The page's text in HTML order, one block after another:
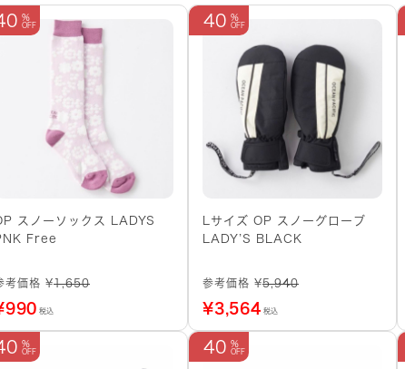
スノーソックス LADYS
Free
考価格 ¥1,650
990 税込
40
Lサイズ OP スノーグローブ
LADY’S BLACK
参考価格 ¥5,940
¥3,564 税込
40